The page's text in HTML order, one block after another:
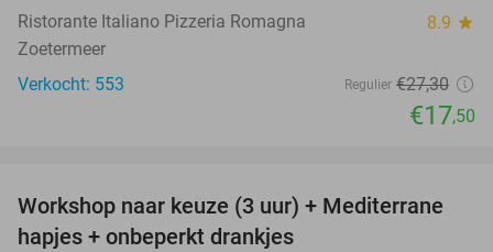
Ristorante Italiano Pizzeria Romagna 8.9 star
Zoetermeer
Verkocht: 553
Regulier €27,30
€17,50
54%
Workshop naar keuze (3 uur) + Mediterrane
hapjes + onbeperkt drankjes